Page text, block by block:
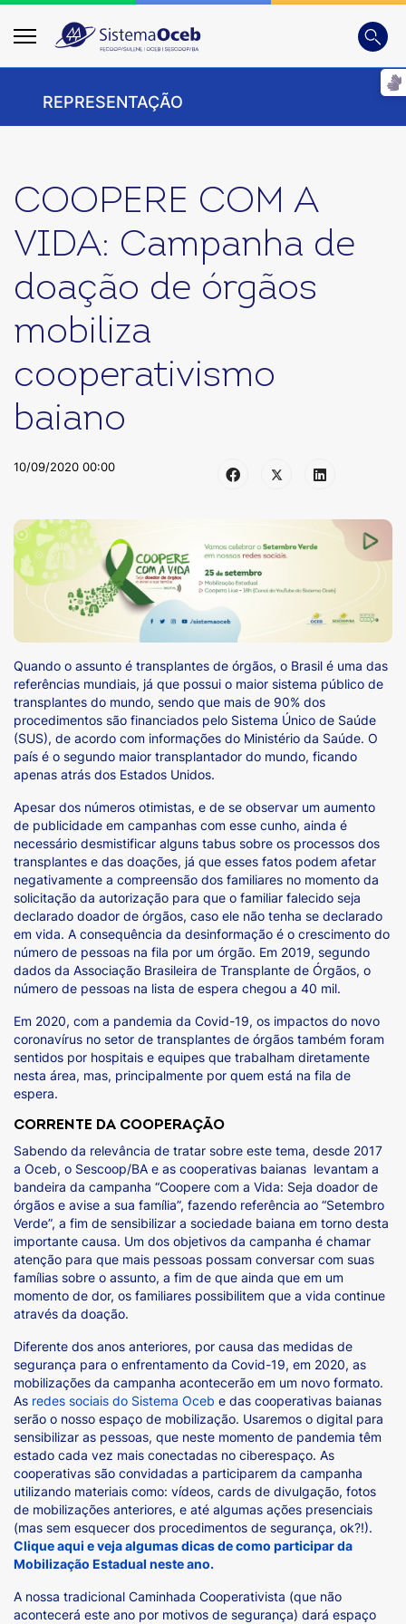
Busca
REPRESENTAÇÃO
COOPERE COM A
VIDA: Campanha de
doação de órgãos
mobiliza
cooperativismo
baiano
10/09/2020 00:00
Quando o assunto é transplantes de órgãos, o Brasil é uma das
referências mundiais, já que possui o maior sistema público de
transplantes do mundo, sendo que mais de 90% dos
procedimentos são financiados pelo Sistema Único de Saúde
(SUS), de acordo com informações do Ministério da Saúde. O
país é o segundo maior transplantador do mundo, ficando
apenas atrás dos Estados Unidos.
Apesar dos números otimistas, e de se observar um aumento
de publicidade em campanhas com esse cunho, ainda é
necessário desmistificar alguns tabus sobre os processos dos
transplantes e das doações, já que esses fatos podem afetar
negativamente a compreensão dos familiares no momento da
solicitação da autorização para que o familiar falecido seja
declarado doador de órgãos, caso ele não tenha se declarado
em vida. A consequência da desinformação é o crescimento do
número de pessoas na fila por um órgão. Em 2019, segundo
dados da Associação Brasileira de Transplante de Órgãos, o
número de pessoas na lista de espera chegou a 40 mil.
Em 2020, com a pandemia da Covid-19, os impactos do novo
coronavírus no setor de transplantes de órgãos também foram
sentidos por hospitais e equipes que trabalham diretamente
nesta área, mas, principalmente por quem está na fila de
espera.
CORRENTE DA COOPERAÇÃO
Sabendo da relevância de tratar sobre este tema, desde 2017
a Oceb, o Sescoop/BA e as cooperativas baianas levantam a
bandeira da campanha “Coopere com a Vida: Seja doador de
órgãos e avise a sua família”, fazendo referência ao “Setembro
Verde”, a fim de sensibilizar a sociedade baiana em torno desta
importante causa. Um dos objetivos da campanha é chamar
atenção para que mais pessoas possam conversar com suas
famílias sobre o assunto, a fim de que ainda que em um
momento de dor, os familiares possibilitem que a vida continue
através da doação.
Diferente dos anos anteriores, por causa das medidas de
segurança para o enfrentamento da Covid-19, em 2020, as
mobilizações da campanha acontecerão em um novo formato.
As redes sociais do Sistema Oceb e das cooperativas baianas
serão o nosso espaço de mobilização. Usaremos o digital para
sensibilizar as pessoas, que neste momento de pandemia têm
estado cada vez mais conectadas no ciberespaço. As
cooperativas são convidadas a participarem da campanha
utilizando materiais como: vídeos, cards de divulgação, fotos
de mobilizações anteriores, e até algumas ações presenciais
(mas sem esquecer dos procedimentos de segurança, ok?!).
Clique aqui e veja algumas dicas de como participar da
Mobilização Estadual neste ano.
A nossa tradicional Caminhada Cooperativista (que não
acontecerá este ano por motivos de segurança) dará espaço